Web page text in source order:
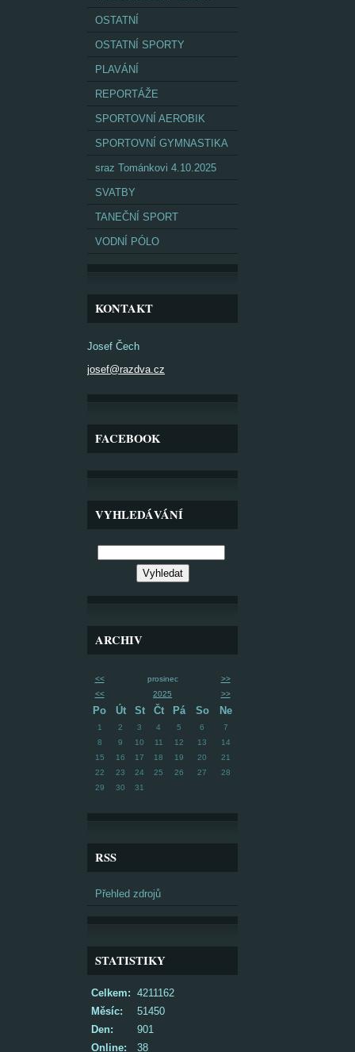
OSTATNÍ
OSTATNÍ SPORTY
PLAVÁNÍ
REPORTÁŽE
SPORTOVNÍ AEROBIK
SPORTOVNÍ GYMNASTIKA
sraz Tománkovi 4.10.2025
SVATBY
TANEČNÍ SPORT
VODNÍ PÓLO
KONTAKT
Josef Čech
josef@razdva.cz
FACEBOOK
VYHLEDÁVÁNÍ
ARCHIV
<< prosinec
>>
<<
2025 >>
Po Út St Čt Pá So Ne
1 2 3 4 5 6
7
8
9 10 11 12 13
14
15
16 17 18 19 20
21
22
23 24 25 26 27
28
29
30 31
RSS
Přehled zdrojů
STATISTIKY
Online: 38
Celkem: 4211162
Měsíc:
51450
Den:
901